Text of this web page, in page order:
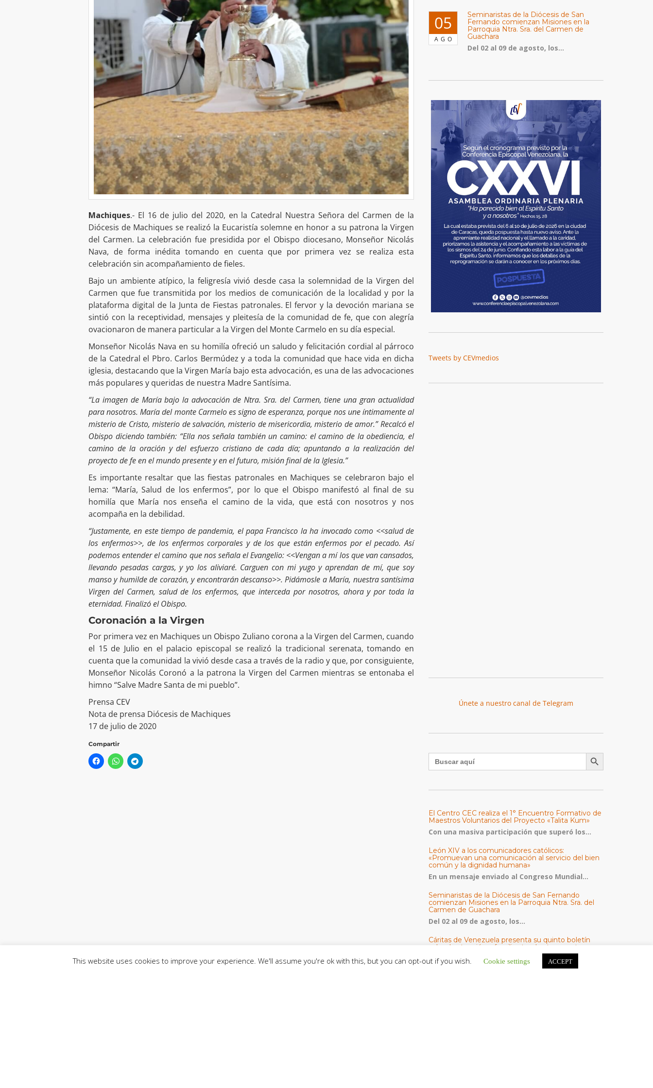
Machiques.- El 16 de julio del 2020, en la Catedral Nuestra Señora del Carmen de la
Diócesis de Machiques se realizó la Eucaristía solemne en honor a su patrona la Virgen
del Carmen. La celebración fue presidida por el Obispo diocesano, Monseñor Nicolás
Nava, de forma inédita tomando en cuenta que por primera vez se realiza esta
celebración sin acompañamiento de fieles.
Bajo un ambiente atípico, la feligresía vivió desde casa la solemnidad de la Virgen del
Carmen que fue transmitida por los medios de comunicación de la localidad y por la
plataforma digital de la Junta de Fiestas patronales. El fervor y la devoción mariana se
sintió con la receptividad, mensajes y pleitesía de la comunidad de fe, que con alegría
ovacionaron de manera particular a la Virgen del Monte Carmelo en su día especial.
Monseñor Nicolás Nava en su homilía ofreció un saludo y felicitación cordial al párroco
de la Catedral el Pbro. Carlos Bermúdez y a toda la comunidad que hace vida en dicha
iglesia, destacando que la Virgen María bajo esta advocación, es una de las advocaciones
más populares y queridas de nuestra Madre Santísima.
“La imagen de María bajo la advocación de Ntra. Sra. del Carmen, tiene una gran actualidad
para nosotros. María del monte Carmelo es signo de esperanza, porque nos une íntimamente al
misterio de Cristo, misterio de salvación, misterio de misericordia, misterio de amor.” Recalcó el
Obispo diciendo también: “Ella nos señala también un camino: el camino de la obediencia, el
camino de la oración y del esfuerzo cristiano de cada día; apuntando a la realización del
proyecto de fe en el mundo presente y en el futuro, misión final de la Iglesia.”
Es importante resaltar que las fiestas patronales en Machiques se celebraron bajo el
lema: “María, Salud de los enfermos”, por lo que el Obispo manifestó al final de su
homilía que María nos enseña el camino de la vida, que está con nosotros y nos
acompaña en la debilidad.
“Justamente, en este tiempo de pandemia, el papa Francisco la ha invocado como <<salud de
los enfermos>>, de los enfermos corporales y de los que están enfermos por el pecado. Así
podemos entender el camino que nos señala el Evangelio: <<Vengan a mí los que van cansados,
llevando pesadas cargas, y yo los aliviaré. Carguen con mi yugo y aprendan de mí, que soy
manso y humilde de corazón, y encontrarán descanso>>. Pidámosle a María, nuestra santísima
Virgen del Carmen, salud de los enfermos, que interceda por nosotros, ahora y por toda la
eternidad. Finalizó el Obispo.
Coronación a la Virgen
Por primera vez en Machiques un Obispo Zuliano corona a la Virgen del Carmen, cuando
el 15 de Julio en el palacio episcopal se realizó la tradicional serenata, tomando en
cuenta que la comunidad la vivió desde casa a través de la radio y que, por consiguiente,
Monseñor Nicolás Coronó a la patrona la Virgen del Carmen mientras se entonaba el
himno “Salve Madre Santa de mi pueblo”.
Prensa CEV
Nota de prensa Diócesis de Machiques
17 de julio de 2020
Compartir
05
AGO
Seminaristas de la Diócesis de San
Fernando comienzan Misiones en la
Parroquia Ntra. Sra. del Carmen de
Guachara
Del 02 al 09 de agosto, los...
Tweets by CEVmedios
Únete a nuestro canal de Telegram
Buscar: Botón de búsqueda
El Centro CEC realiza el 1° Encuentro Formativo de
Maestros Voluntarios del Proyecto «Talita Kum»
Con una masiva participación que superó los...
León XIV a los comunicadores católicos:
«Promuevan una comunicación al servicio del bien
común y la dignidad humana»
En un mensaje enviado al Congreso Mundial...
Seminaristas de la Diócesis de San Fernando
comienzan Misiones en la Parroquia Ntra. Sra. del
Carmen de Guachara
Del 02 al 09 de agosto, los...
Cáritas de Venezuela presenta su quinto boletín
sobre la atención a familias tras los terremotos
Cáritas de Venezuela publicó este martes 4...
This website uses cookies to improve your experience. We'll assume you're ok with this, but you can opt-out if you wish. Cookie settings ACCEPT